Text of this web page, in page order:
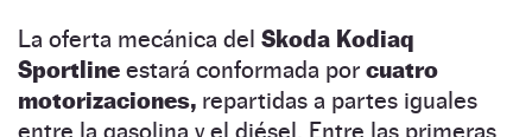
La oferta mecánica del Skoda Kodiaq
Sportline estará conformada por cuatro
motorizaciones, repartidas a partes iguales
entre la gasolina y el diésel. Entre las primeras